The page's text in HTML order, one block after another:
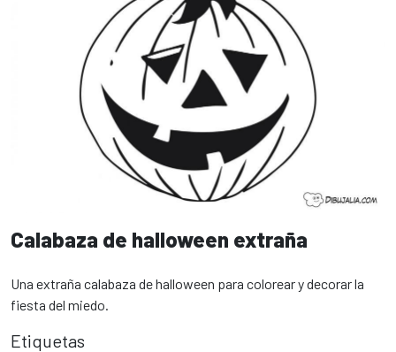
Calabaza de halloween extraña
Una extraña calabaza de halloween para colorear y decorar la
fiesta del miedo.
Etiquetas